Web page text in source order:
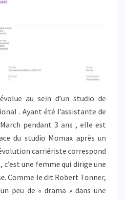
au sein d’un studio de
. Ayant été l’assistante de
pendant 3 ans , elle est
du studio Momax après un
carriériste correspond
c’est une femme qui dirige une
Comme le dit Robert Tonner,
peu de « drama » dans une